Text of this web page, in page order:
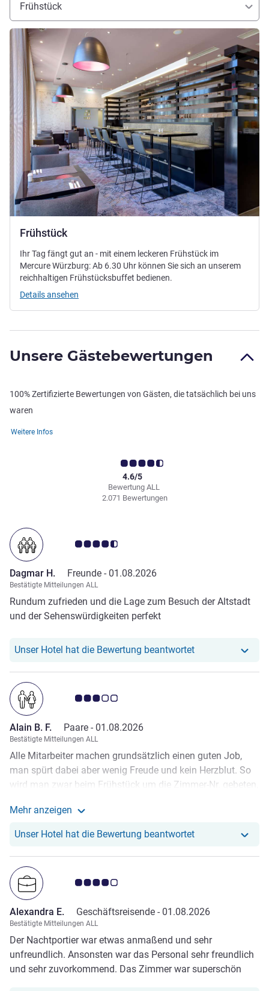
Frühstück
Frühstück
Details ansehen
Ihr Tag fängt gut an - mit einem leckeren Frühstück im
Mercure Würzburg: Ab 6.30 Uhr können Sie sich an unserem
reichhaltigen Frühstücksbuffet bedienen.
Details ansehen
Unsere Gästebewertungen
100% Zertifizierte Bewertungen von Gästen, die tatsächlich bei uns
waren
Weitere Infos
Bewertung ALL
4.6/5
2.071 Bewertungen
Note Kundenmeinungen 4.5/5
Dagmar H. Freunde - 01.08.2026
Bestätigte Mitteilungen ALL
Rundum zufrieden und die Lage zum Besuch der Altstadt
und der Sehenswürdigkeiten perfekt
Unser Hotel hat die Bewertung beantwortetUnser Hotel hat
Note Kundenmeinungen 3.0/5
Alain B. F. Paare - 01.08.2026
Bestätigte Mitteilungen ALL
Alle Mitarbeiter machen grundsätzlich einen guten Job,
man spürt dabei aber wenig Freude und kein Herzblut. So
wird man zwar beim Frühstück um die Zimmer-Nr. gebeten,
«Lächeln». Symptomatisch war, dass die meisten Gäste
erst als sie den Frühstücksraum verliessen, mit einem
herzlichen Lächeln verabschiedet wurden. Wir denken,
Hotels gibt es viele, nebst dem Komfort machen aber die
Mitarbeiter den grossen Unterschied. Und da besteht u.a.
ein Nachhol-/Schulungsbedarf.
Mehr anzeigen
Unser Hotel hat die Bewertung beantwortetUnser Hotel hat
Note Kundenmeinungen 4.0/5
Alexandra E. Geschäftsreisende - 01.08.2026
Bestätigte Mitteilungen ALL
Der Nachtportier war etwas anmaßend und sehr
unfreundlich. Ansonsten war das Personal sehr freundlich
und sehr zuvorkommend. Das Zimmer war superschön